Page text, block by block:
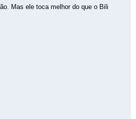
Mas ele toca melhor do que o Bili